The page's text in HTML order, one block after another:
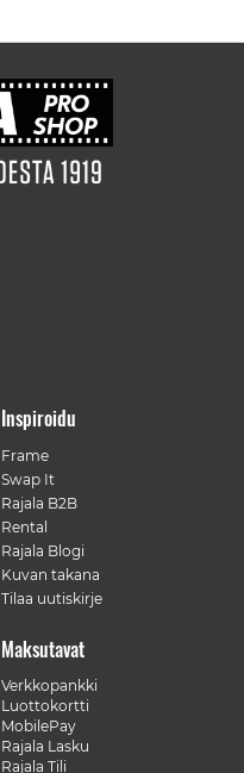
Inspiroidu
Frame
Swap It
Rajala B2B
Rental
Rajala Blogi
Kuvan takana
Tilaa uutiskirje
Maksutavat
Verkkopankki
Luottokortti
MobilePay
Rajala Lasku
Rajala Tili